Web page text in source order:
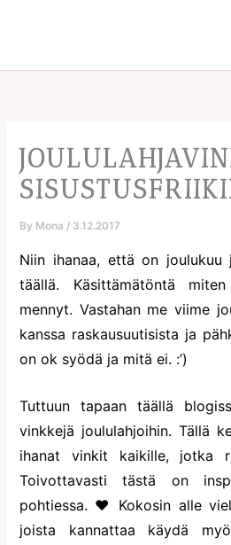
By Mona / 3.12.2017
Niin ihanaa, että on
täällä. Käsittämätöntä
mennyt. Vastahan me viime
kanssa raskausuutisista ja
on ok syödä ja mitä ei. :’)
Tuttuun tapaan täällä
vinkkejä joululahjoihin. Tällä
ihanat vinkit kaikille, jotka
Toivottavasti tästä on
pohtiessa. ♥ Kokosin alle
joista kannattaa käydä